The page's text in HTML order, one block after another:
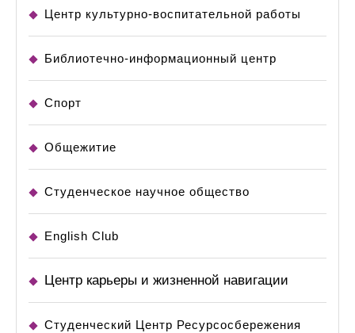
Центр культурно-воспитательной работы
Библиотечно-информационный центр
Спорт
Общежитие
Студенческое научное общество
English Club
Центр карьеры и жизненной навигации
Студенческий Центр Ресурсосбережения